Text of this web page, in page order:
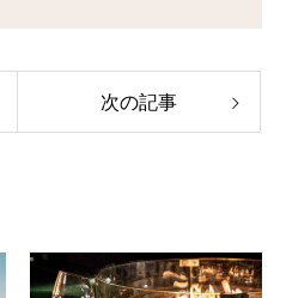
次の記事